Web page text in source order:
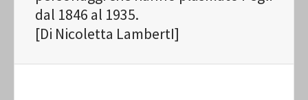
dal 1846 al 1935.
[Di Nicoletta LambertI]